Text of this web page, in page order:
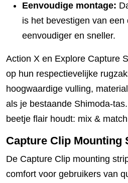
Eenvoudige montage:
is het bevestigen van een
eenvoudiger en sneller.
Action X en Explore Capture
op hun respectievelijke
hoogwaardige vulling,
als je bestaande Shimoda-
beetje flair houdt: mix &
Capture Clip Mounting
De Capture Clip mounting
comfort voor gebruikers van